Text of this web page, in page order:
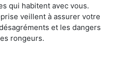
qui habitent avec vous.
veillent à assurer votre
et les dangers
rongeurs.